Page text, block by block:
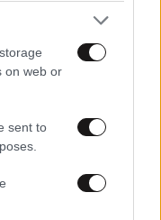
on web or
sent to